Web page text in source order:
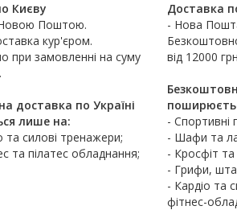
Києву
Поштою.
кур'єром.
при замовленні на суму
доставка по Україні
лише на:
та силові тренажери;
та пілатес обладнання;
Доставка
- Нова
від 12000
- Спортивні
- Шафи та
- Кросфіт та
- Грифи,
- Кардіо та
фітнес-